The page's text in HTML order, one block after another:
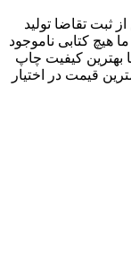
ثبت تقاضا تولید
هیچ کتابی ناموجود
بهترین کیفیت چاپ
قیمت در اختیار